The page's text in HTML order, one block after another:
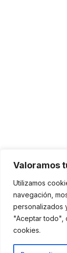
Valoramos
Utilizamos
navegación,
personalizados
"Aceptar todo",
cookies.